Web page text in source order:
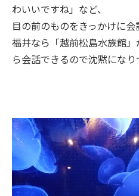
わいいですね」など、
目の前のものをきっかけに会
福井なら「越前松島水族館
ら会話できるので沈黙になり